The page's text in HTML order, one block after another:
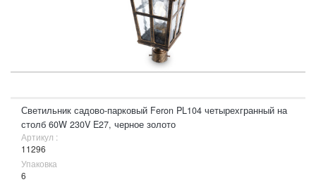
Светильник садово-парковый Feron PL104 четырехгранный на
столб 60W 230V E27, черное золото
Артикул :
11296
Упаковка
6